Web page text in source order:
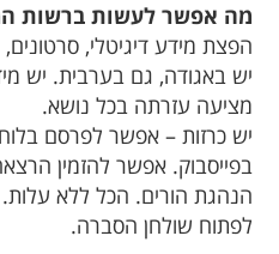
מה אפשר לעשות ברשות
הפצת מידע דיגיטלי,
יש באגודה, גם בערבית. יש
מציעה עזרתה בכל נושא.
יש כרזות – אפשר לפרסם
בפייסבוק. אפשר להזמין
הנהגת הורים. הכל ללא
לפתוח שולחן הסברה.